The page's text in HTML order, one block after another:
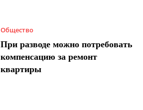
Общество
При разводе можно потребовать
компенсацию за ремонт
квартиры